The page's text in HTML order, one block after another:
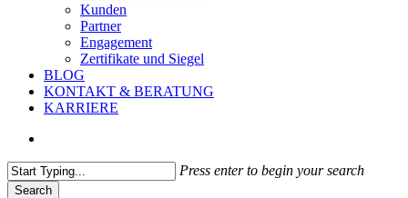
Kunden
Partner
Engagement
Zertifikate und Siegel
BLOG
KONTAKT & BERATUNG
KARRIERE
Press enter to begin your search
Search